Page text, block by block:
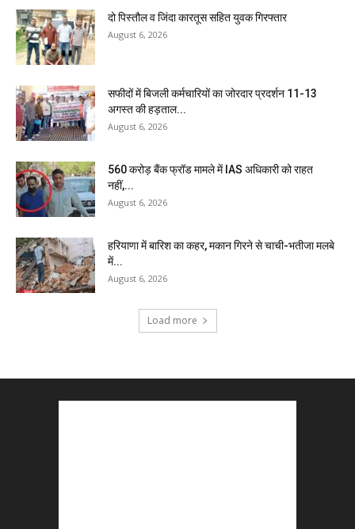
दो पिस्तौल व जिंदा कारतूस सहित युवक गिरफ्तार
August 6, 2026
सफीदों में बिजली कर्मचारियों का जोरदार प्रदर्शन 11-13
अगस्त की हड़ताल...
August 6, 2026
₹560 करोड़ बैंक फ्रॉड मामले में IAS अधिकारी को राहत
नहीं,...
August 6, 2026
हरियाणा में बारिश का कहर, मकान गिरने से चाची-भतीजा मलबे
में...
August 6, 2026
Load more